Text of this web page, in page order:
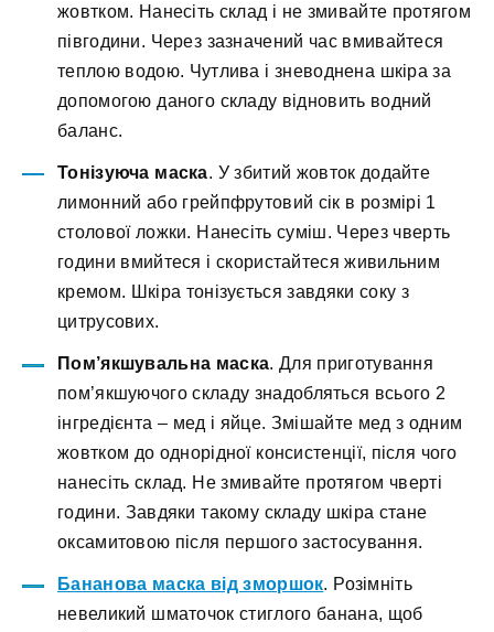
жовтком. Нанесіть склад і не змивайте протягом
півгодини. Через зазначений час вмивайтеся
теплою водою. Чутлива і зневоднена шкіра за
допомогою даного складу відновить водний
баланс.
Тонізуюча маска. У збитий жовток додайте
лимонний або грейпфрутовий сік в розмірі 1
столової ложки. Нанесіть суміш. Через чверть
години вмийтеся і скористайтеся живильним
кремом. Шкіра тонізується завдяки соку з
цитрусових.
Пом’якшувальна маска. Для приготування
пом’якшуючого складу знадобляться всього 2
інгредієнта – мед і яйце. Змішайте мед з одним
жовтком до однорідної консистенції, після чого
нанесіть склад. Не змивайте протягом чверті
години. Завдяки такому складу шкіра стане
оксамитовою після першого застосування.
Бананова маска від зморшок. Розімніть
невеликий шматочок стиглого банана, щоб